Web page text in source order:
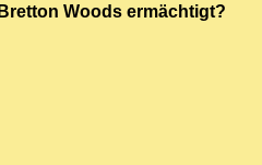
Woods ermächtigt?